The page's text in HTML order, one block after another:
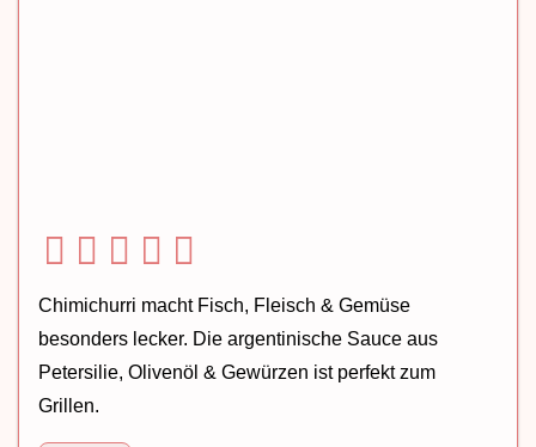
Chimichurri macht Fisch, Fleisch & Gemüse
besonders lecker. Die argentinische Sauce aus
Petersilie, Olivenöl & Gewürzen ist perfekt zum
Grillen.